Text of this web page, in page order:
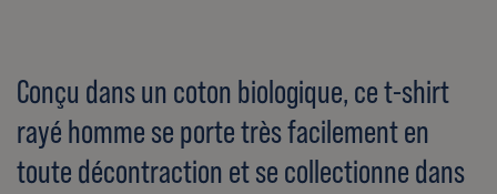
Conçu dans un coton biologique, ce t-shirt
rayé homme se porte très facilement en
toute décontraction et se collectionne dans